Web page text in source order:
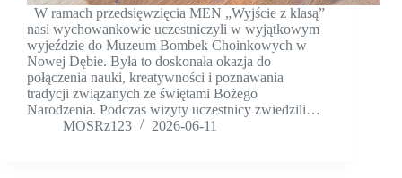
W ramach przedsięwzięcia MEN „Wyjście z klasą”
nasi wychowankowie uczestniczyli w wyjątkowym
wyjeździe do Muzeum Bombek Choinkowych w
Nowej Dębie. Była to doskonała okazja do
połączenia nauki, kreatywności i poznawania
tradycji związanych ze świętami Bożego
Narodzenia. Podczas wizyty uczestnicy zwiedzili…
MOSRz123
2026-06-11